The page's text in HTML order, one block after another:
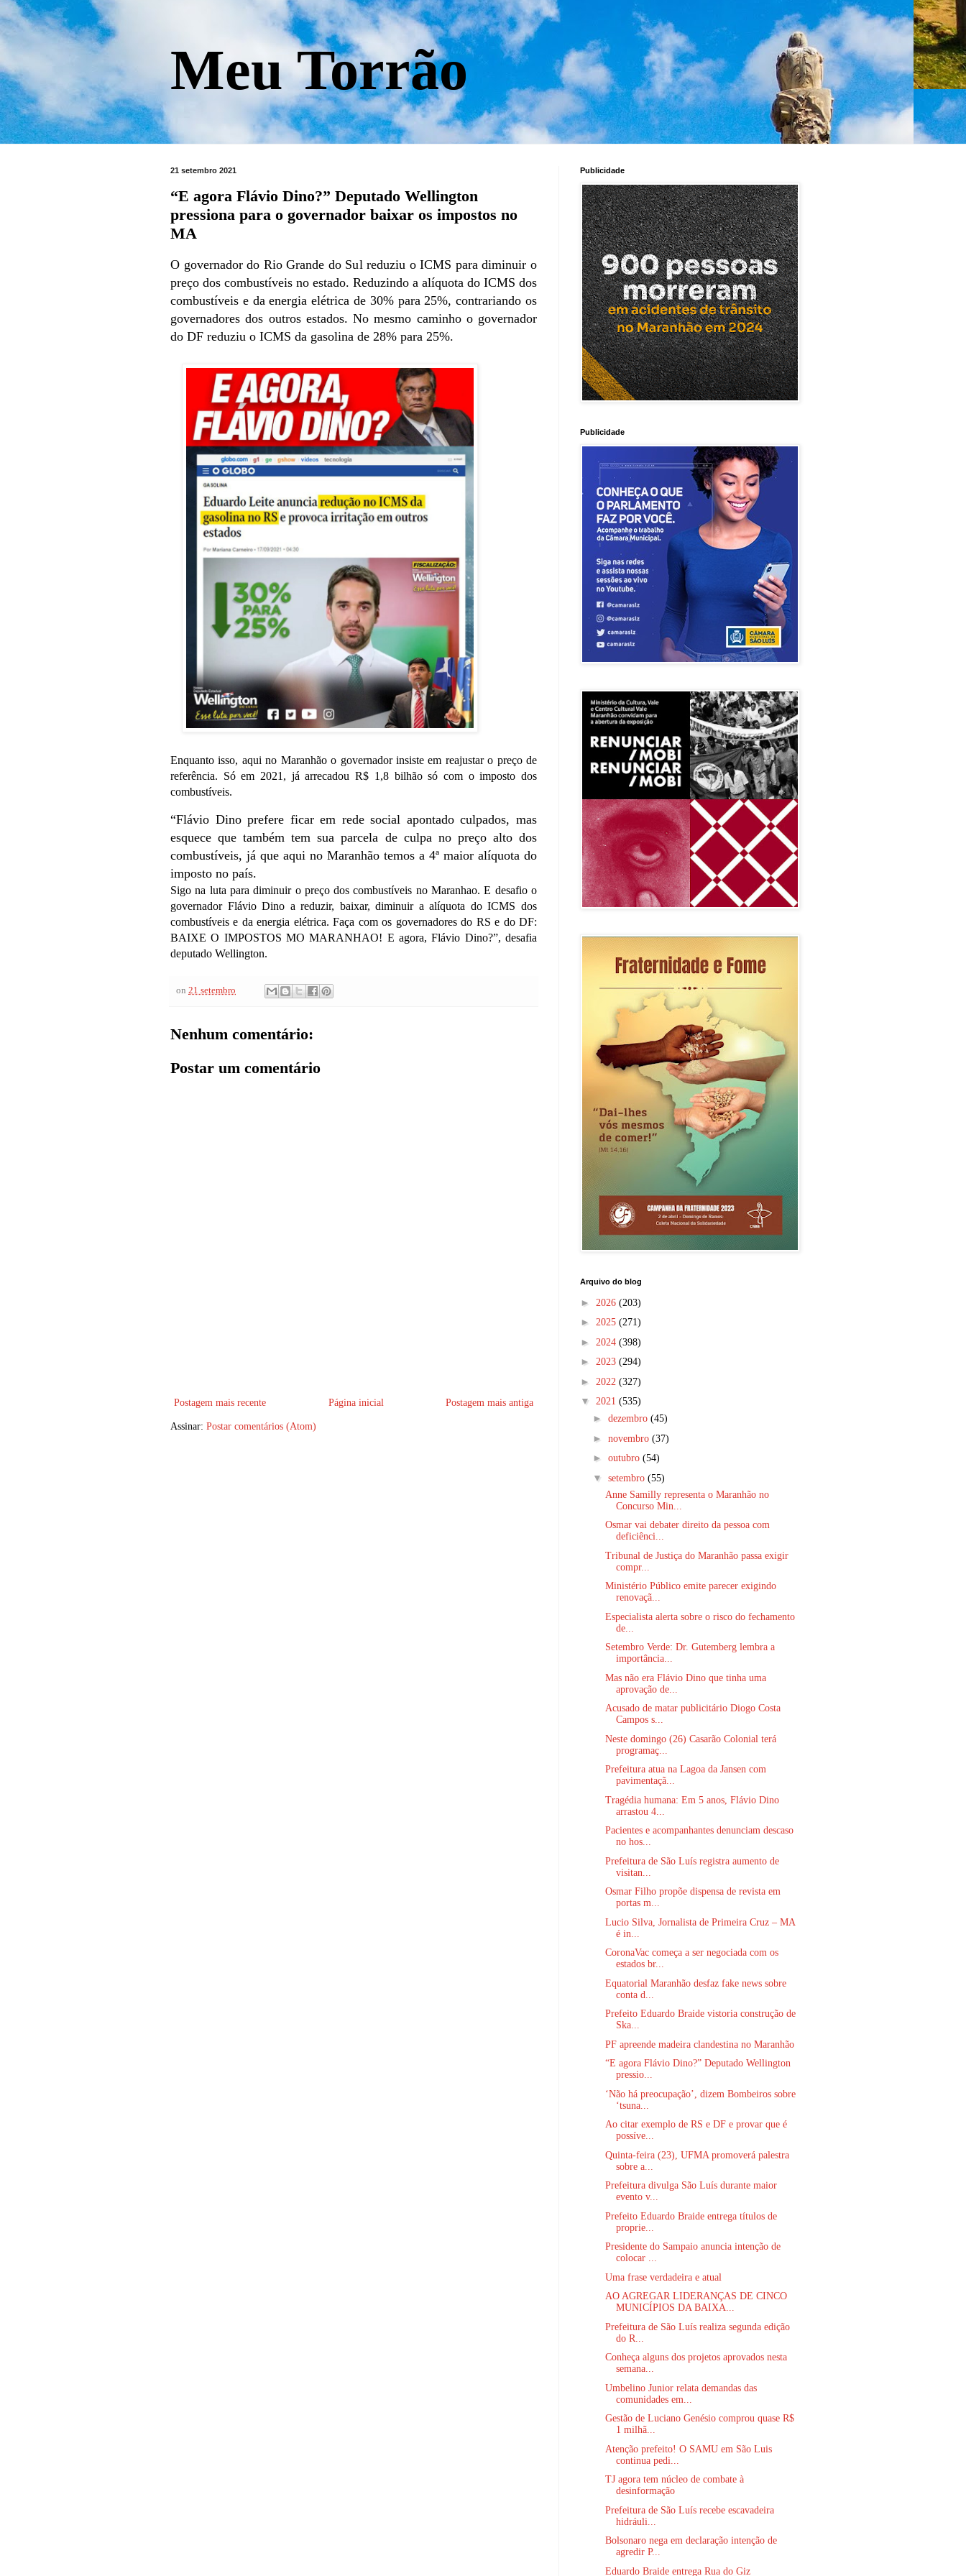
Meu Torrão
21 setembro 2021
“E agora Flávio Dino?” Deputado Wellington
pressiona para o governador baixar os impostos no
MA
O governador do Rio Grande do Sul reduziu o ICMS para diminuir o
preço dos combustíveis no estado. Reduzindo a alíquota do ICMS dos
combustíveis e da energia elétrica de 30% para 25%, contrariando os
governadores dos outros estados. No mesmo caminho o governador
do DF reduziu o ICMS da gasolina de 28% para 25%.
Enquanto isso, aqui no Maranhão o governador insiste em reajustar o preço de
referência. Só em 2021, já arrecadou R$ 1,8 bilhão só com o imposto dos
combustíveis.
“Flávio Dino prefere ficar em rede social apontado culpados, mas
esquece que também tem sua parcela de culpa no preço alto dos
combustíveis, já que aqui no Maranhão temos a 4ª maior alíquota do
imposto no país.
Sigo na luta para diminuir o preço dos combustíveis no Maranhao. E desafio o
governador Flávio Dino a reduzir, baixar, diminuir a alíquota do ICMS dos
combustíveis e da energia elétrica. Faça com os governadores do RS e do DF:
BAIXE O IMPOSTOS MO MARANHAO! E agora, Flávio Dino?”, desafia
deputado Wellington.
on 21 setembro
Nenhum comentário:
Postar um comentário
Postagem mais recente Postagem mais antiga
Página inicial
Assinar: Postar comentários (Atom)
Publicidade
Publicidade
Arquivo do blog
► 2026 (203)
► 2025 (271)
► 2024 (398)
► 2023 (294)
► 2022 (327)
▼ 2021 (535)
► dezembro (45)
► novembro (37)
► outubro (54)
▼ setembro (55)
Anne Samilly representa o Maranhão no
Concurso Min...
Osmar vai debater direito da pessoa com
deficiênci...
Tribunal de Justiça do Maranhão passa exigir
compr...
Ministério Público emite parecer exigindo
renovaçã...
Especialista alerta sobre o risco do fechamento
de...
Setembro Verde: Dr. Gutemberg lembra a
importância...
Mas não era Flávio Dino que tinha uma
aprovação de...
Acusado de matar publicitário Diogo Costa
Campos s...
Neste domingo (26) Casarão Colonial terá
programaç...
Prefeitura atua na Lagoa da Jansen com
pavimentaçã...
Tragédia humana: Em 5 anos, Flávio Dino
arrastou 4...
Pacientes e acompanhantes denunciam descaso
no hos...
Prefeitura de São Luís registra aumento de
visitan...
Osmar Filho propõe dispensa de revista em
portas m...
Lucio Silva, Jornalista de Primeira Cruz – MA
é in...
CoronaVac começa a ser negociada com os
estados br...
Equatorial Maranhão desfaz fake news sobre
conta d...
Prefeito Eduardo Braide vistoria construção de
Ska...
PF apreende madeira clandestina no Maranhão
“E agora Flávio Dino?” Deputado Wellington
pressio...
‘Não há preocupação’, dizem Bombeiros sobre
‘tsuna...
Ao citar exemplo de RS e DF e provar que é
possíve...
Quinta-feira (23), UFMA promoverá palestra
sobre a...
Prefeitura divulga São Luís durante maior
evento v...
Prefeito Eduardo Braide entrega títulos de
proprie...
Presidente do Sampaio anuncia intenção de
colocar ...
Uma frase verdadeira e atual
AO AGREGAR LIDERANÇAS DE CINCO
MUNICÍPIOS DA BAIXA...
Prefeitura de São Luís realiza segunda edição
do R...
Conheça alguns dos projetos aprovados nesta
semana...
Umbelino Junior relata demandas das
comunidades em...
Gestão de Luciano Genésio comprou quase R$
1 milhã...
Atenção prefeito! O SAMU em São Luis
continua pedi...
TJ agora tem núcleo de combate à
desinformação
Prefeitura de São Luís recebe escavadeira
hidráuli...
Bolsonaro nega em declaração intenção de
agredir P...
Eduardo Braide entrega Rua do Giz